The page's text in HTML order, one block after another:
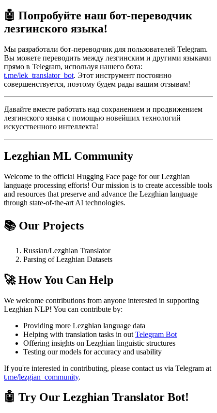
🤖 Попробуйте наш бот-переводчик
лезгинского языка!
Мы разработали бот-переводчик для пользователей Telegram.
Вы можете переводить между лезгинским и другими языками
прямо в Telegram, используя нашего бота:
t.me/lek_translator_bot. Этот инструмент постоянно
совершенствуется, поэтому будем рады вашим отзывам!
Давайте вместе работать над сохранением и продвижением
лезгинского языка с помощью новейших технологий
искусственного интеллекта!
Lezghian ML Community
Welcome to the official Hugging Face page for our Lezghian
language processing efforts! Our mission is to create accessible tools
and resources that preserve and advance the Lezghian language
through state-of-the-art AI technologies.
📚 Our Projects
Russian/Lezghian Translator
Parsing of Lezghian Datasets
🚀 How You Can Help
We welcome contributions from anyone interested in supporting
Lezghian NLP! You can contribute by:
Providing more Lezghian language data
Helping with translation tasks in out Telegram Bot
Offering insights on Lezghian linguistic structures
Testing our models for accuracy and usability
If you're interested in contributing, please contact us via Telegram at
t.me/lezgian_community.
🤖 Try Our Lezghian Translator Bot!